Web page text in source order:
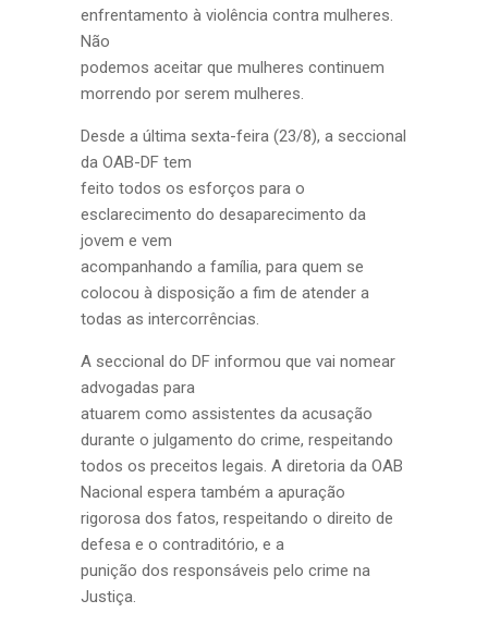
enfrentamento à violência contra mulheres.
Não
podemos aceitar que mulheres continuem
morrendo por serem mulheres.
Desde a última sexta-feira (23/8), a seccional
da OAB-DF tem
feito todos os esforços para o
esclarecimento do desaparecimento da
jovem e vem
acompanhando a família, para quem se
colocou à disposição a fim de atender a
todas as intercorrências.
A seccional do DF informou que vai nomear
advogadas para
atuarem como assistentes da acusação
durante o julgamento do crime, respeitando
todos os preceitos legais. A diretoria da OAB
Nacional espera também a apuração
rigorosa dos fatos, respeitando o direito de
defesa e o contraditório, e a
punição dos responsáveis pelo crime na
Justiça.